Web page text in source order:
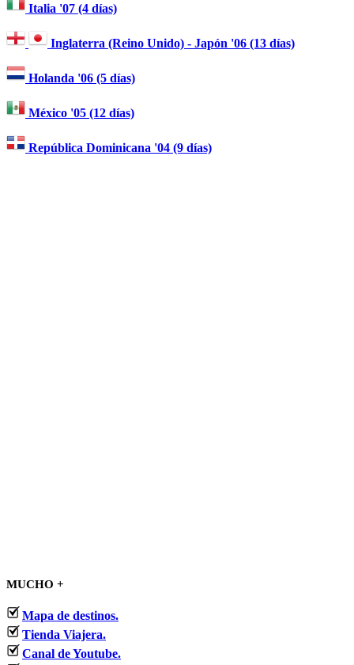
Italia '07 (4 días)
Inglaterra (Reino Unido) - Japón '06 (13 días)
Holanda '06 (5 días)
México '05 (12 días)
República Dominicana '04 (9 días)
MUCHO +
Mapa de destinos.
Tienda Viajera.
Canal de Youtube.